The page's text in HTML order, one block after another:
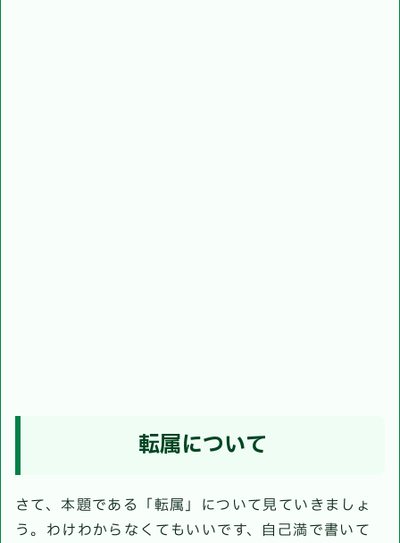
転属について
さて、本題である「転属」について見ていきましょ
う。わけわからなくてもいいです、自己満で書いて